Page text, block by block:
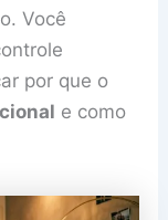
Você
por que o
e como